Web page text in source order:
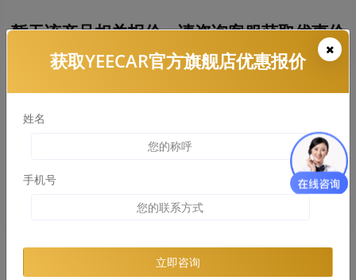
暂无该产品相关报价，请咨询客服获取优惠价
格
获取YEECAR官方旗舰店优惠报价
姓名
手机号
立即咨询